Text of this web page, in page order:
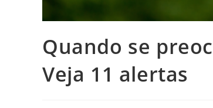
Quando se
Veja 11 alertas